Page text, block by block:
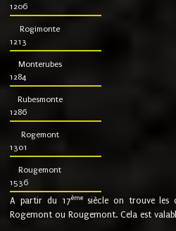
1206
Rogimonte
1213
Monterubes
1284
Rubesmonte
1286
Rogemont
1301
Rougemont
1536
A partir du 17ème siècle on trouve les
Rogemont ou Rougemont. Cela est